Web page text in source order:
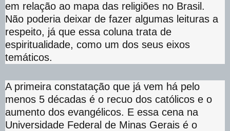
em relação ao mapa das religiões no Brasil.
Não poderia deixar de fazer algumas leituras a
respeito, já que essa coluna trata de
espiritualidade, como um dos seus eixos
temáticos.
A primeira constatação que já vem há pelo
menos 5 décadas é o recuo dos católicos e o
aumento dos evangélicos. E essa cena na
Universidade Federal de Minas Gerais é o